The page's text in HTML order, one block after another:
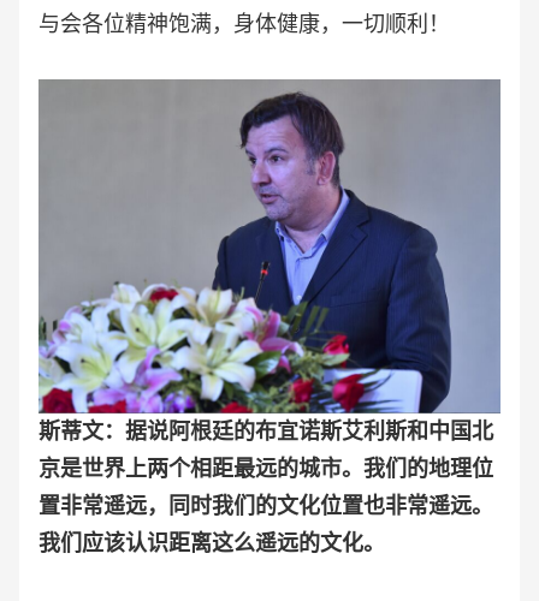
与会各位精神饱满，身体健康，一切顺利！
斯蒂文：据说阿根廷的布宜诺斯艾利斯和中国北
京是世界上两个相距最远的城市。我们的地理位
置非常遥远，同时我们的文化位置也非常遥远。
我们应该认识距离这么遥远的文化。